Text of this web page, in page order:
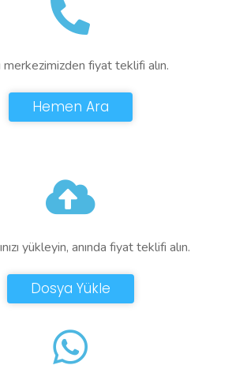
merkezimizden fiyat teklifi alın.
Hemen Ara
yükleyin, anında fiyat teklifi alın.
Dosya Yükle